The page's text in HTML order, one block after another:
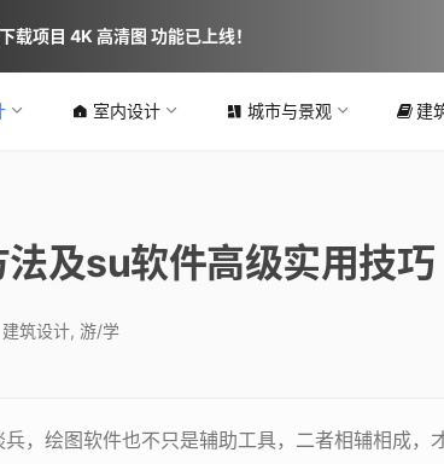
室内设计 城市与景观 建
及su软件高级实用技巧
建筑设计, 游/学
，绘图软件也不只是辅助工具，二者相辅相成，
载项目 4K 高清图 功能已上线！